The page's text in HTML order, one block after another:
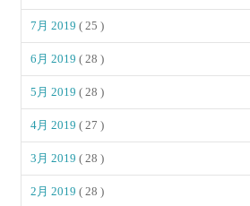
7月 2019( 25 )
6月 2019( 28 )
5月 2019( 28 )
4月 2019( 27 )
3月 2019( 28 )
2月 2019( 28 )